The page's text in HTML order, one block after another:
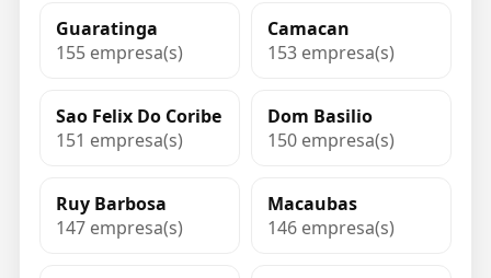
Guaratinga
155 empresa(s)
Camacan
153 empresa(s)
Sao Felix Do Coribe
151 empresa(s)
Dom Basilio
150 empresa(s)
Ruy Barbosa
147 empresa(s)
Macaubas
146 empresa(s)